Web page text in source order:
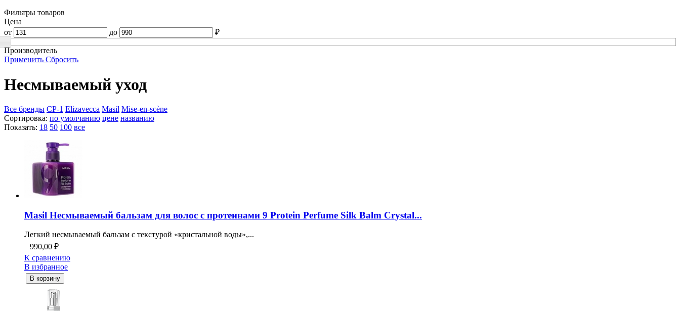
Фильтры товаров
Цена
от
до ₽
Производитель
Применить Сбросить
Несмываемый уход
Все бренды CP-1 Elizavecca Masil Mise-en-scène
Сортировка: по умолчанию цене названию
Показать: 18 50 100 все
Masil Несмываемый бальзам для волос с протеинами 9 Protein Perfume Silk Balm Crystal...
Легкий несмываемый бальзам с текстурой «кристальной воды»,...
990,00 ₽
К сравнению
В избранное
В корзину